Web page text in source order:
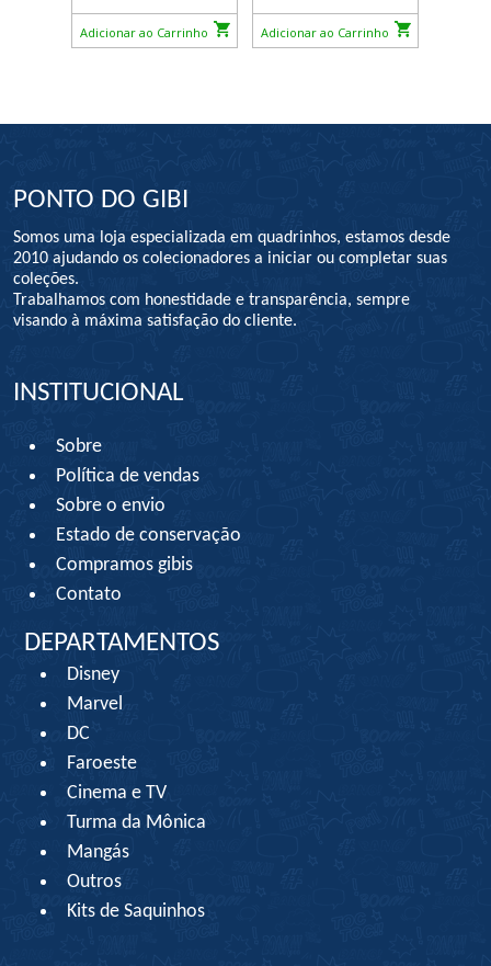
Adicionar ao Carrinho Adicionar ao Carrinho
PONTO DO GIBI
Somos uma loja especializada em quadrinhos, estamos desde
2010 ajudando os colecionadores a iniciar ou completar suas
coleções.
Trabalhamos com honestidade e transparência, sempre
visando à máxima satisfação do cliente.
INSTITUCIONAL
Sobre
Política de vendas
Sobre o envio
Estado de conservação
Compramos gibis
Contato
DEPARTAMENTOS
Disney
Marvel
DC
Faroeste
Cinema e TV
Turma da Mônica
Mangás
Outros
Kits de Saquinhos